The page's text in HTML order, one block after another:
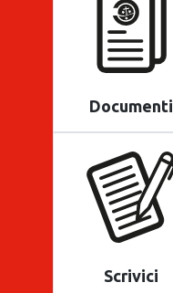
Documenti
Scrivici